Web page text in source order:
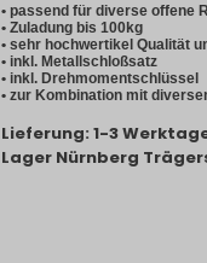
• passend für diverse offene
• Zuladung bis 100kg
• sehr hochwertikel Qualität
• inkl. Metallschloßsatz
• inkl. Drehmomentschlüssel
• zur Kombination mit
Lieferung: 1-3
Lager Nürnberg